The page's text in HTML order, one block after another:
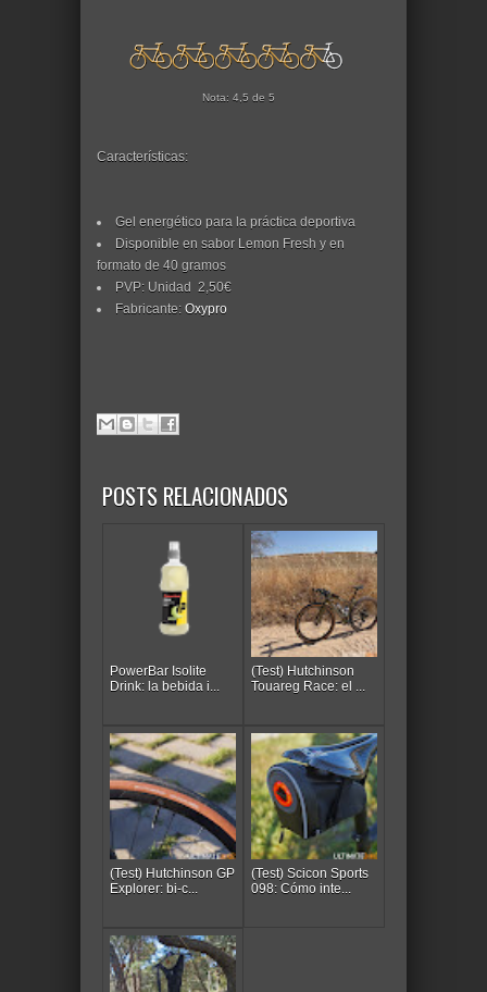
Nota: 4,5 de 5
Características:
Gel energético para la práctica deportiva
Disponible en sabor Lemon Fresh y en
formato de 40 gramos
PVP: Unidad 2,50€
Fabricante: Oxypro
POSTS RELACIONADOS
PowerBar Isolite
Drink: la bebida i...
(Test) Hutchinson
Touareg Race: el ...
(Test) Hutchinson GP
Explorer: bi-c...
(Test) Scicon Sports
098: Cómo inte...